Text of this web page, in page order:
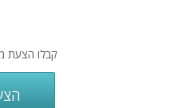
קבלו הצעת